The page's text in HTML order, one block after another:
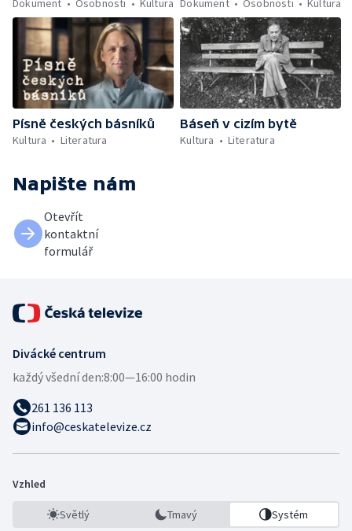
Dokument
Osobnosti Kultura Dokument
Osobnosti Kultura
Písně českých básníků
Kultura
Literatura
Báseň v cizím bytě
Kultura
Literatura
Napište nám
Otevřít
kontaktní
formulář
Divácké centrum
každý všední den:8:00—16:00 hodin
261 136 113
info@ceskatelevize.cz
Vzhled
Světlý Tmavý Systém